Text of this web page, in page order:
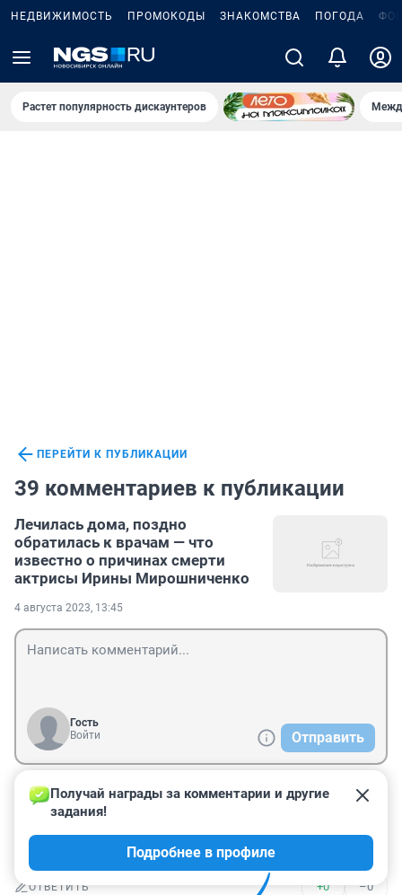
НЕДВИЖИМОСТЬ ПРОМОКОДЫ ЗНАКОМСТВА ПОГОДА
Растет популярность дискаунтеров
ПЕРЕЙТИ К ПУБЛИКАЦИИ
39 комментариев к публикации
Лечилась дома, поздно
обратилась к врачам — что
известно о причинах смерти
актрисы Ирины Мирошниченко
4 августа 2023, 13:45
Гость
Войти
Отправить
Гость
4 ноября 2023, 14:34
Прикиньте, в 81 год и вдруг умерла.... Оооочень
загадочная смерть. Обычно люди не умирают....
ОТВЕТИТЬ +0 –0
Получай награды за комментарии и другие
задания!
Подробнее в профиле